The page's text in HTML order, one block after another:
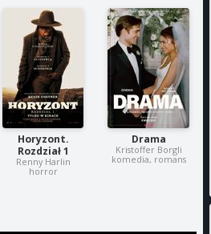
Horyzont.
Rozdział 1
Renny Harlin
horror
Drama
Kristoffer Borgli
komedia, romans